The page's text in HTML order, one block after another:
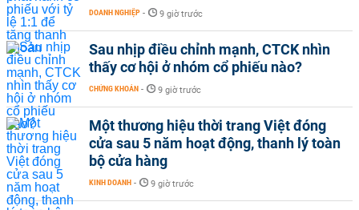
DOANH NGHIỆP - 9 giờ trước
Sau nhịp điều chỉnh mạnh, CTCK nhìn
thấy cơ hội ở nhóm cổ phiếu nào?
CHỨNG KHOÁN - 9 giờ trước
Một thương hiệu thời trang Việt đóng
cửa sau 5 năm hoạt động, thanh lý toàn
bộ cửa hàng
KINH DOANH - 9 giờ trước